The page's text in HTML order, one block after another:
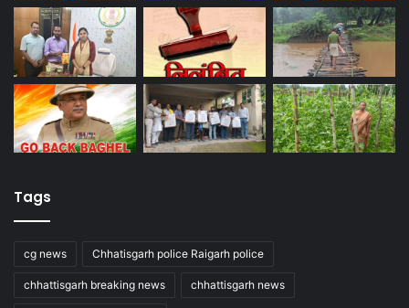
Tags
cg news Chhatisgarh police Raigarh police
chhattisgarh breaking news chhattisgarh news